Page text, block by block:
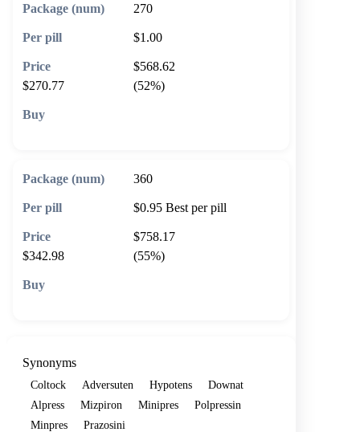
270
$1.00
$568.62
$270.77
(52%)
360
$0.95 Best per pill
$758.17
$342.98
(55%)
Synonyms
Coltock Adversuten Hypotens
Downat
Alpress
Mizpiron Minipres
Polpressin
Minpres
Prazosini